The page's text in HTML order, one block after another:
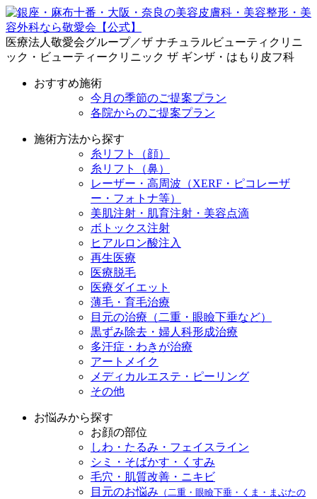
医療法人敬愛会グループ／ザ ナチュラルビューティクリニ
ック・ビューティークリニック ザ ギンザ・はもり皮フ科
おすすめ施術
今月の季節のご提案プラン
各院からのご提案プラン
施術方法から探す
糸リフト（顔）
糸リフト（鼻）
レーザー・高周波（XERF・ピコレーザ
ー・フォトナ等）
美肌注射・肌育注射・美容点滴
ボトックス注射
ヒアルロン酸注入
再生医療
医療脱毛
医療ダイエット
薄毛・育毛治療
目元の治療（二重・眼瞼下垂など）
黒ずみ除去・婦人科形成治療
多汗症・わきが治療
アートメイク
メディカルエステ・ピーリング
その他
お悩みから探す
お顔の部位
しわ・たるみ・フェイスライン
シミ・そばかす・くすみ
毛穴・肌質改善・ニキビ
目元のお悩み （二重・眼瞼下垂・くま・まぶたの